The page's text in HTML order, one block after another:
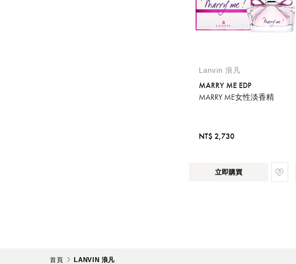
Lanvin 浪凡
MARRY ME EDP
MARRY ME女性淡香精
NT$ 2,730
立即購買
首頁 LANVIN 浪凡